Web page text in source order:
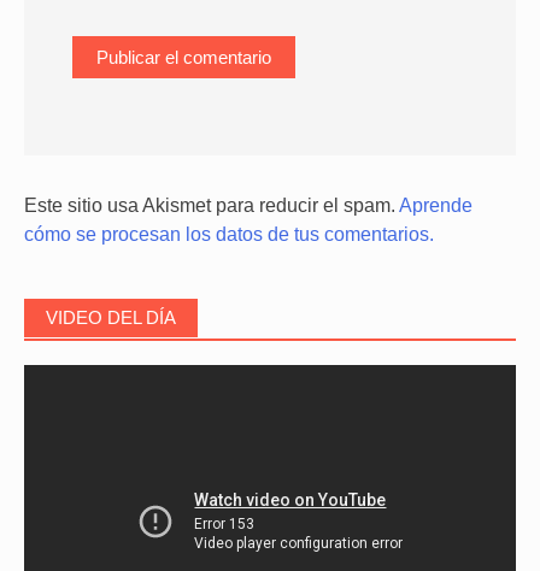
Este sitio usa Akismet para reducir el spam. Aprende
cómo se procesan los datos de tus comentarios.
VIDEO DEL DÍA